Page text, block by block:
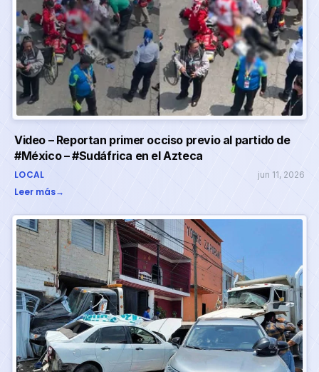
Video – Reportan primer occiso previo al partido de
#México – #Sudáfrica en el Azteca
LOCAL jun 11, 2026
Leer más→